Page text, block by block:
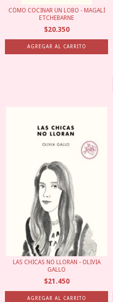
CÓMO COCINAR UN LOBO - MAGALÍ
ETCHEBARNE
$20.350
LAS CHICAS NO LLORAN - OLIVIA
GALLO
$21.450